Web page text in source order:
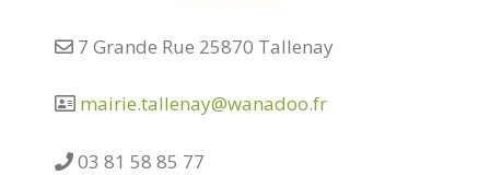
7 Grande Rue 25870 Tallenay
mairie.tallenay@wanadoo.fr
03 81 58 85 77